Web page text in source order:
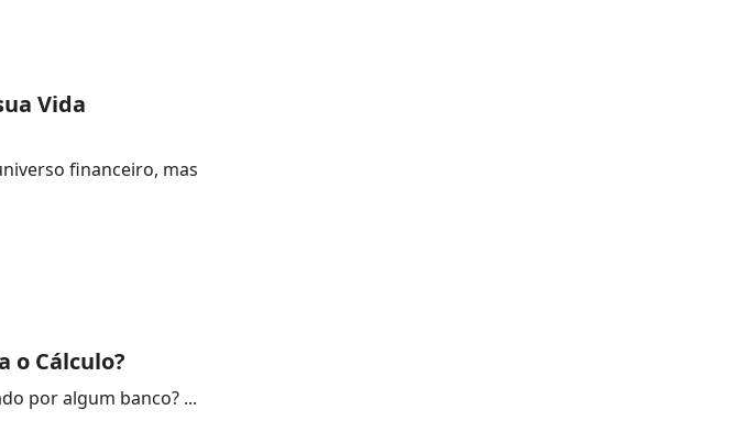
Vida
financeiro, mas
o Cálculo?
Você já passou pela frustração de ter um crédito negado por algum banco? ...